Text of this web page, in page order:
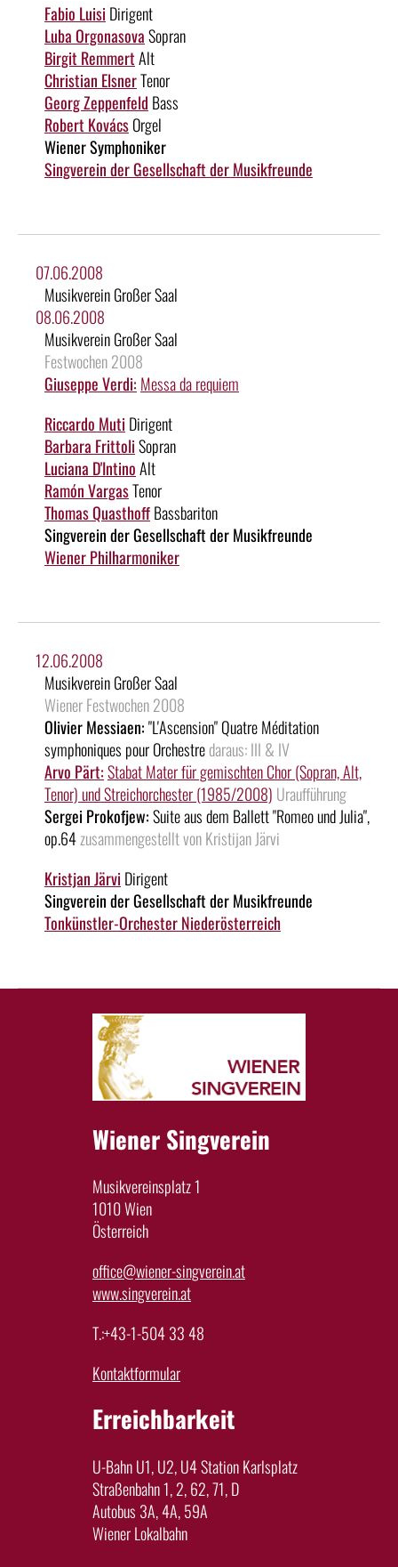
Fabio Luisi Dirigent
Luba OrgonasovaSopran
Birgit RemmertAlt
Christian ElsnerTenor
Georg Zeppenfeld Bass
Robert KovácsOrgel
Wiener Symphoniker
Singverein der Gesellschaft der Musikfreunde
07.06.2008
Musikverein Großer Saal
08.06.2008
Musikverein Großer Saal
Festwochen 2008
Giuseppe Verdi: Messa da requiem
Riccardo Muti Dirigent
Barbara FrittoliSopran
Luciana D'IntinoAlt
Ramón VargasTenor
Thomas QuasthoffBassbariton
Singverein der Gesellschaft der Musikfreunde
Wiener Philharmoniker
12.06.2008
Musikverein Großer Saal
Wiener Festwochen 2008
Olivier Messiaen:"L'Ascension" Quatre Méditation
symphoniques pour Orchestredaraus: III & IV
Arvo Pärt:Stabat Mater für gemischten Chor (Sopran, Alt,
Tenor) und Streichorchester (1985/2008) Uraufführung
Sergei Prokofjew:Suite aus dem Ballett "Romeo und Julia",
op.64zusammengestellt von Kristijan Järvi
Kristjan Järvi Dirigent
Singverein der Gesellschaft der Musikfreunde
Tonkünstler-Orchester Niederösterreich
Wiener Singverein
Musikvereinsplatz 1
1010 Wien
Österreich
office@wiener-singverein.at
www.singverein.at
T.:+43-1-504 33 48
Kontaktformular
Erreichbarkeit
U-Bahn U1, U2, U4 Station Karlsplatz
Straßenbahn 1, 2, 62, 71, D
Autobus 3A, 4A, 59A
Wiener Lokalbahn